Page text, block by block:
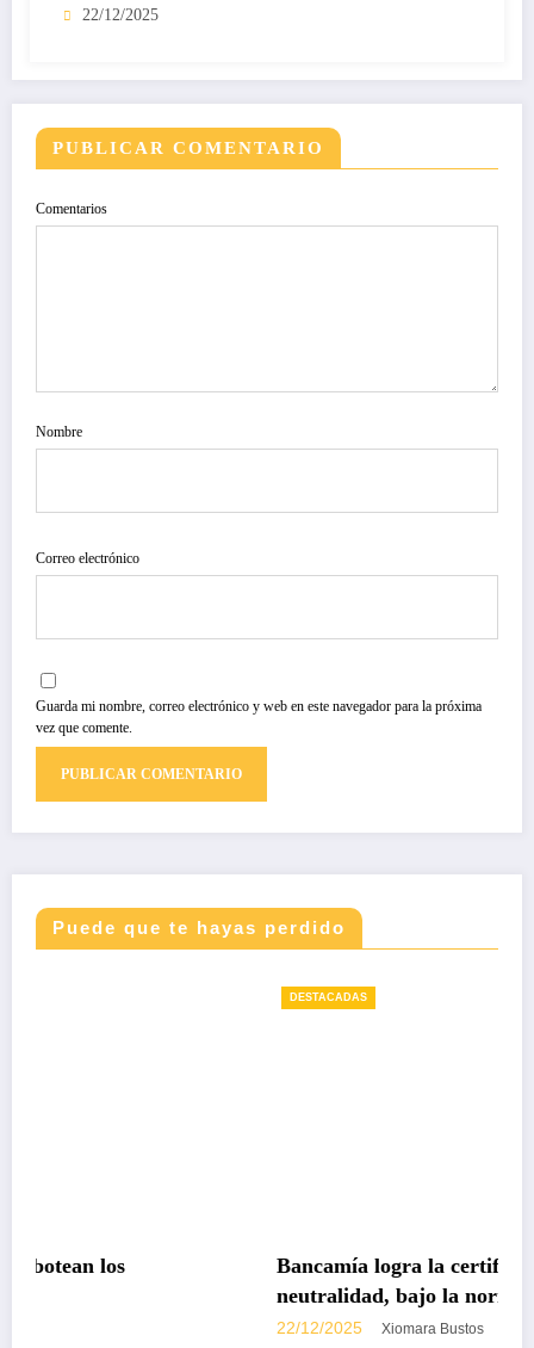
22/12/2025
PUBLICAR COMENTARIO
Comentarios
Nombre
Correo electrónico
Guarda mi nombre, correo electrónico y web en este navegador para la próxima
vez que comente.
Puede que te hayas perdido
Bancamía logra la certificación carbono
neutralidad, bajo la norma internacional
Xiomara Bustos